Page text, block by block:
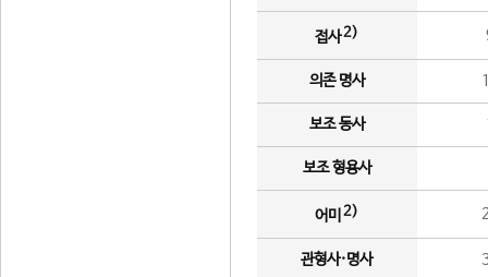
접사2)
의존 명사
보조 동사
보조 형용사
어미 2)
관형사·명사